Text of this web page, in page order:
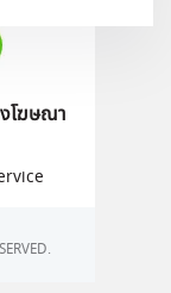
โฆษณา